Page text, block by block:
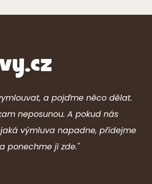
a pojďme něco dělat.
neposunou. A pokud nás
výmluva napadne, přidejme
ponechme ji zde."